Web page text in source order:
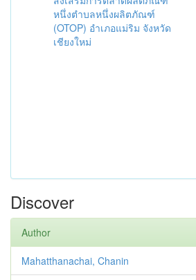
หนึ่งตำบลหนึ่งผลิตภัณฑ์
(OTOP) อำเภอแม่ริม จังหวัด
เชียงใหม่
Discover
Author
Mahatthanachai, Chanin